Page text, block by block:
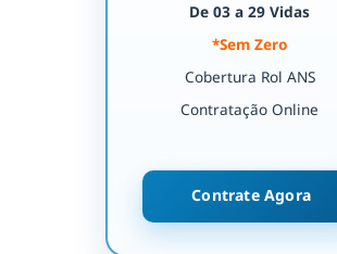
De 03 a 29 Vidas
*Sem Zero
Cobertura Rol ANS
Contratação Online
Contrate Agora